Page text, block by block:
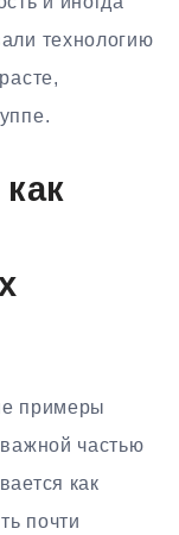
технологию
примеры
частью
как
почти